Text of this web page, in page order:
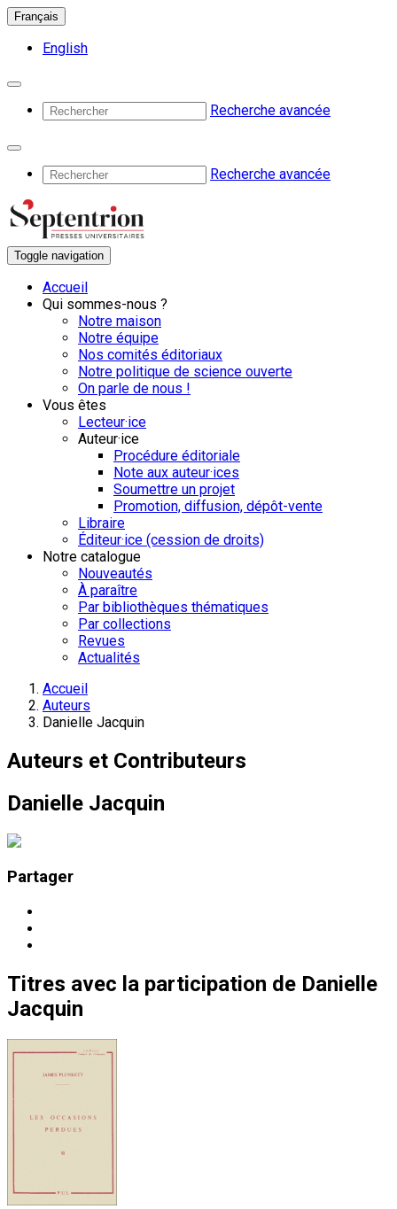
Français
English
Recherche avancée
Recherche avancée
Toggle navigation
Accueil
Qui sommes-nous ?
Notre maison
Notre équipe
Nos comités éditoriaux
Notre politique de science ouverte
On parle de nous !
Vous êtes
Lecteur·ice
Auteur·ice
Procédure éditoriale
Note aux auteur·ices
Soumettre un projet
Promotion, diffusion, dépôt-vente
Libraire
Éditeur·ice (cession de droits)
Notre catalogue
Nouveautés
À paraître
Par bibliothèques thématiques
Par collections
Revues
Actualités
Accueil
Auteurs
Danielle Jacquin
Auteurs et Contributeurs
Danielle Jacquin
Partager
Titres avec la participation de Danielle
Jacquin